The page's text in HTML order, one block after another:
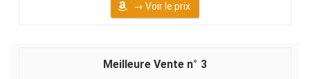
→ Voir le prix
3